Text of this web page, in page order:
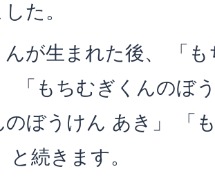
た。
んが生まれた後、 「
「もちむぎくんのぼ
のぼうけん あき」 「
と続きます。